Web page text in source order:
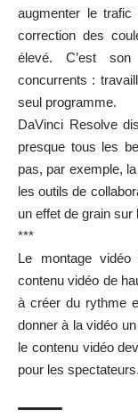
augmenter le
correction des
élevé. C’est
concurrents :
seul programme.
DaVinci Resolve
presque tous les
pas, par exemple,
les outils de
un effet de grain sur
***
Le montage
contenu vidéo de
à créer du rythme
donner à la vidéo
le contenu vidéo
pour les spectateurs.